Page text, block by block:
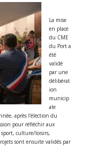
La mise
en place
du CME
du Port a
été
validé
par une
délibérat
ion
municip
ale
après l’élection du
pour réfléchir aux
culture/loisirs,
sont ensuite validés par